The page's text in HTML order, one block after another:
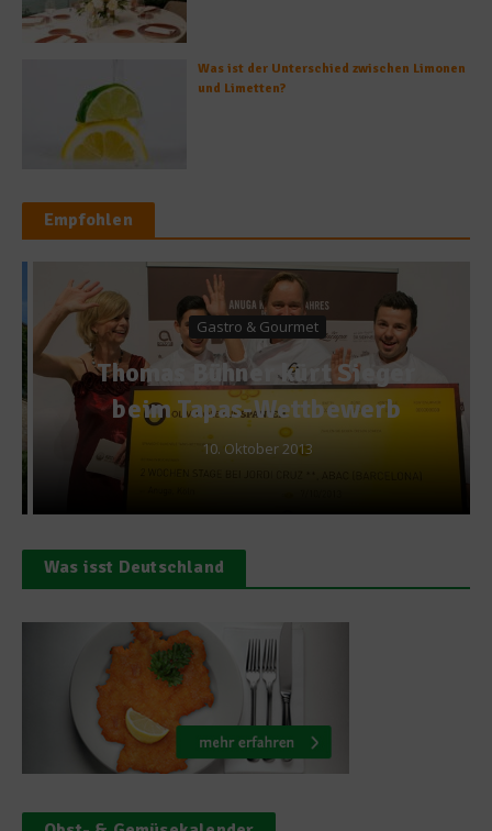
Was ist der Unterschied zwischen Limonen
und Limetten?
Empfohlen
Gastro & Gourmet
Thomas Bühner kürt Sieger
beim Tapas-Wettbewerb
10. Oktober 2013
Was isst Deutschland